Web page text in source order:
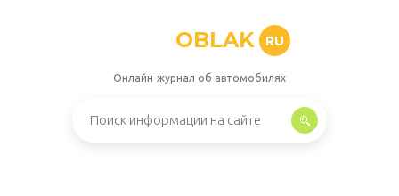
OBLAK RU
Онлайн-журнал об автомобилях